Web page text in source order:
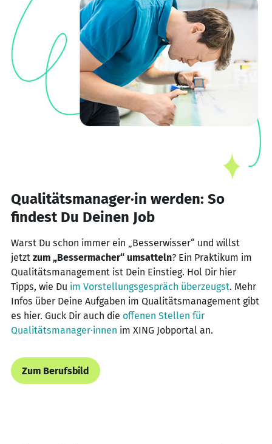
Qualitäts­manager·in werden: So
findest Du Deinen Job
Warst Du schon immer ein „Besserwisser“ und willst
jetzt zum „Bessermacher“ umsatteln? Ein Praktikum im
Qualitätsmanagement ist Dein Einstieg. Hol Dir hier
Tipps, wie Du im Vorstellungsgespräch überzeugst. Mehr
Infos über Deine Aufgaben im Qualitätsmanagement gibt
es hier. Guck Dir auch die offenen Stellen für
Qualitätsmanager·innen im XING Jobportal an.
Zum Berufsbild